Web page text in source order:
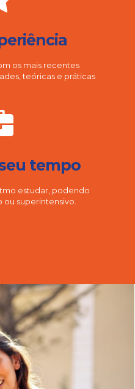
os mais recentes
teóricas e práticas
tempo
estudar, podendo
ou superintensivo.